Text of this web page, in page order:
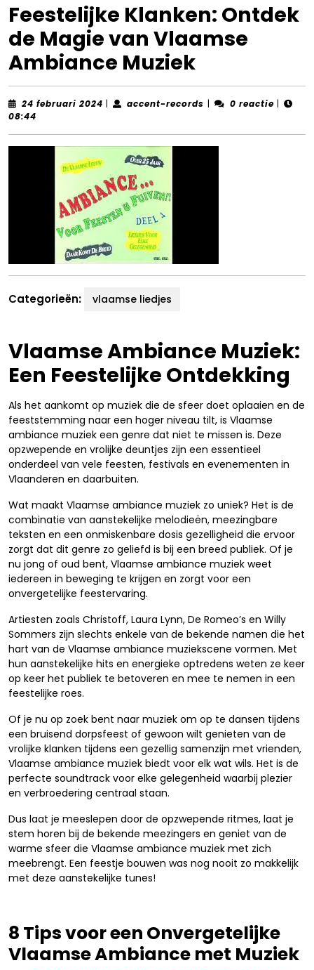
Feestelijke Klanken: Ontdek
de Magie van Vlaamse
Ambiance Muziek
24 februari 2024 24
| accent-records accent-
| 0 reactie |
08:44
Categorieën: vlaamse liedjes
Vlaamse Ambiance Muziek:
Een Feestelijke Ontdekking
Als het aankomt op muziek die de sfeer doet oplaaien en de
feeststemming naar een hoger niveau tilt, is Vlaamse
ambiance muziek een genre dat niet te missen is. Deze
opzwepende en vrolijke deuntjes zijn een essentieel
onderdeel van vele feesten, festivals en evenementen in
Vlaanderen en daarbuiten.
Wat maakt Vlaamse ambiance muziek zo uniek? Het is de
combinatie van aanstekelijke melodieën, meezingbare
teksten en een onmiskenbare dosis gezelligheid die ervoor
zorgt dat dit genre zo geliefd is bij een breed publiek. Of je
nu jong of oud bent, Vlaamse ambiance muziek weet
iedereen in beweging te krijgen en zorgt voor een
onvergetelijke feestervaring.
Artiesten zoals Christoff, Laura Lynn, De Romeo’s en Willy
Sommers zijn slechts enkele van de bekende namen die het
hart van de Vlaamse ambiance muziekscene vormen. Met
hun aanstekelijke hits en energieke optredens weten ze keer
op keer het publiek te betoveren en mee te nemen in een
feestelijke roes.
Of je nu op zoek bent naar muziek om op te dansen tijdens
een bruisend dorpsfeest of gewoon wilt genieten van de
vrolijke klanken tijdens een gezellig samenzijn met vrienden,
Vlaamse ambiance muziek biedt voor elk wat wils. Het is de
perfecte soundtrack voor elke gelegenheid waarbij plezier
en verbroedering centraal staan.
Dus laat je meeslepen door de opzwepende ritmes, laat je
stem horen bij de bekende meezingers en geniet van de
warme sfeer die Vlaamse ambiance muziek met zich
meebrengt. Een feestje bouwen was nog nooit zo makkelijk
met deze aanstekelijke tunes!
8 Tips voor een Onvergetelijke
Vlaamse Ambiance met Muziek